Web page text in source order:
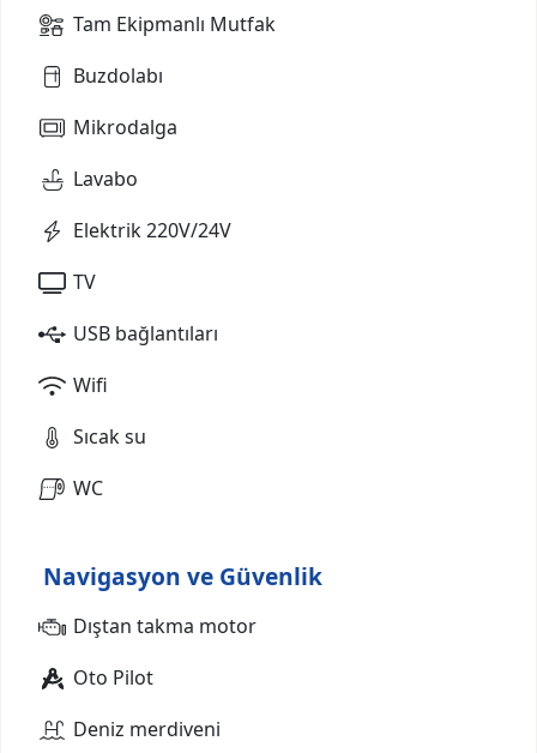
Tam Ekipmanlı Mutfak
Buzdolabı
Mikrodalga
Lavabo
Elektrik 220V/24V
TV
USB bağlantıları
Wifi
Sıcak su
WC
Navigasyon ve Güvenlik
Dıştan takma motor
Oto Pilot
Deniz merdiveni